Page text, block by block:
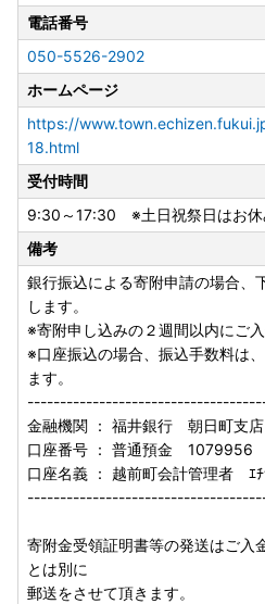
電話番号
050-5526-2902
ホームページ
https://
18.html
受付時間
9:30～17:30 ※土日祝祭日はお休
備考
銀行振込による寄附申請の場合、
します。
※寄附申し込みの２週間以内にご
※口座振込の場合、振込手数料は
ます。
金融機関 ： 福井銀行 朝日町支店
口座番号 ： 普通預金 1079956
口座名義 ： 越前町会計管理者 ｴﾁ
寄附金受領証明書等の発送はご入
とは別に
郵送をさせて頂きます。